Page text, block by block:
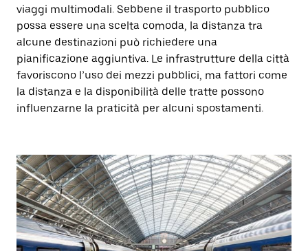
viaggi multimodali. Sebbene il trasporto pubblico
possa essere una scelta comoda, la distanza tra
alcune destinazioni può richiedere una
pianificazione aggiuntiva. Le infrastrutture della città
favoriscono l’uso dei mezzi pubblici, ma fattori come
la distanza e la disponibilità delle tratte possono
influenzarne la praticità per alcuni spostamenti.